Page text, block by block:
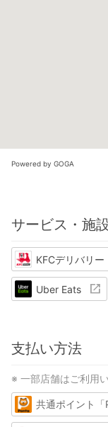
Powered by GOGA
サービス・施
KFCデリバリー
Uber Eats
支払い方法
※ 一部店舗はご利用
共通ポイント「